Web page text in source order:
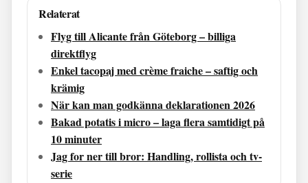
Relaterat
Flyg till Alicante från Göteborg – billiga
direktflyg
Enkel tacopaj med crème fraiche – saftig och
krämig
När kan man godkänna deklarationen 2026
Bakad potatis i micro – laga flera samtidigt på
10 minuter
Jag for ner till bror: Handling, rollista och tv-
serie